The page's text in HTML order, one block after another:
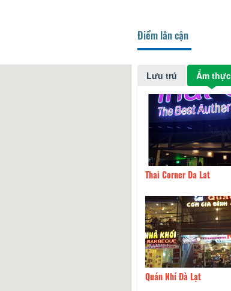
Điểm lân cận
Lưu trú Ẩm thực
Thai Corner Da Lat
Quán Nhí Đà Lạt